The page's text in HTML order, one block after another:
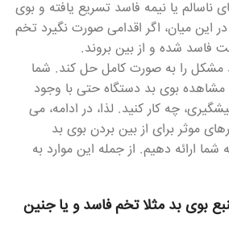
ناسالم یا نیمه فاسد تسریع یافته و بوی
این میان، اگر اقدامی صورت نگیرد تخم
فاسد شده و از بین بروند.
مشکل را به صورت کامل حل کند. شما
مشاهده بوی بد دستگاه حتی با وجود
چه کار کنید. لذا، در ادامه، می
موثر برای از بین بردن بوی بد
ارائه دهیم. از جمله این موارد به
بوی بد مثلا تخم فاسد و یا جنین